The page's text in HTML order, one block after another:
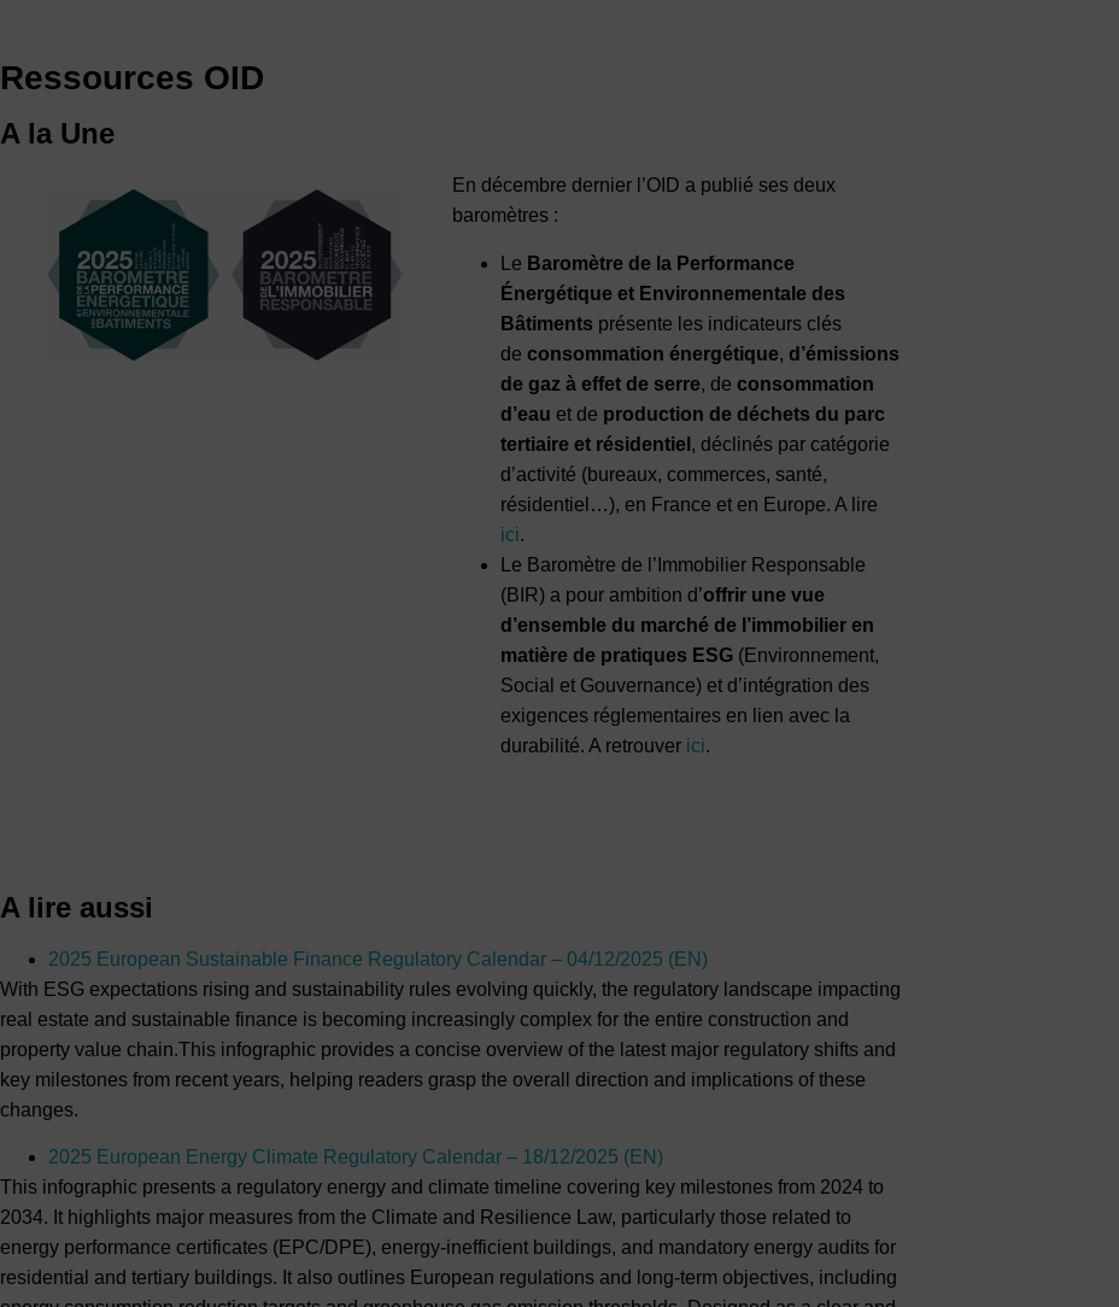
Ressources OID
A la Une
En décembre dernier l’OID a publié ses deux
baromètres :
Le Baromètre de la Performance
Énergétique et Environnementale des
Bâtiments présente les indicateurs clés
de consommation énergétique, d’émissions
de gaz à effet de serre, de consommation
d’eau et de production de déchets du parc
tertiaire et résidentiel , déclinés par catégorie
d’activité (bureaux, commerces, santé,
résidentiel…), en France et en Europe. A lire
ici.
Le Baromètre de l’Immobilier Responsable
(BIR) a pour ambition d’offrir une vue
d’ensemble du marché de l’immobilier en
matière de pratiques ESG (Environnement,
Social et Gouvernance) et d’intégration des
exigences réglementaires en lien avec la
durabilité. A retrouver ici.
A lire aussi
2025 European Sustainable Finance Regulatory Calendar – 04/12/2025 (EN)
With ESG expectations rising and sustainability rules evolving quickly, the regulatory landscape impacting
real estate and sustainable finance is becoming increasingly complex for the entire construction and
property value chain.This infographic provides a concise overview of the latest major regulatory shifts and
key milestones from recent years, helping readers grasp the overall direction and implications of these
changes.
2025 European Energy Climate Regulatory Calendar – 18/12/2025 (EN)
This infographic presents a regulatory energy and climate timeline covering key milestones from 2024 to
2034. It highlights major measures from the Climate and Resilience Law, particularly those related to
energy performance certificates (EPC/DPE), energy-inefficient buildings, and mandatory energy audits for
residential and tertiary buildings. It also outlines European regulations and long-term objectives, including